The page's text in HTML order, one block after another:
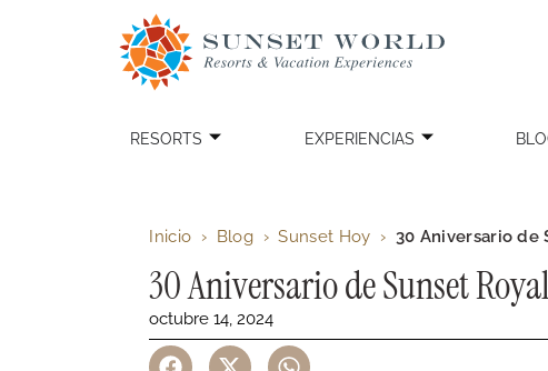
RESORTS EXPERIENCIAS
Inicio › Blog›Sunset Hoy › 30 Aniversario de
30 Aniversario de Sunset
octubre 14, 2024